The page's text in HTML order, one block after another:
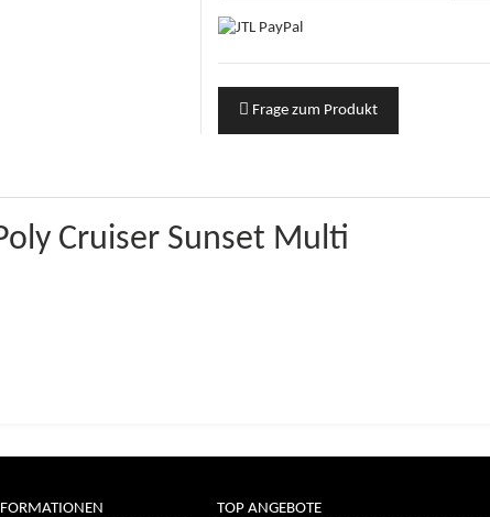
Frage zum Produkt
Cruiser Sunset Multi
TOP ANGEBOTE